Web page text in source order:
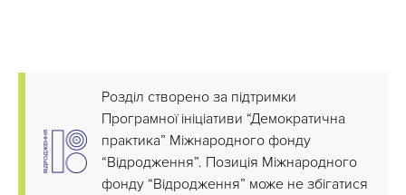
Розділ створено за підтримки
Програмної ініціативи “Демократична
практика” Міжнародного фонду
“Відродження”. Позиція Міжнародного
фонду “Відродження” може не збігатися